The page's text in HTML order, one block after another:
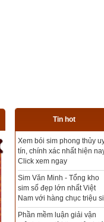
Tin hot
Tổng kho sim phong thủy -
Sim hợp tuổi - Sim hợp
Xem bói sim phong thủy
theo khoa học tử vi, tứ trụ
chính xác nhất